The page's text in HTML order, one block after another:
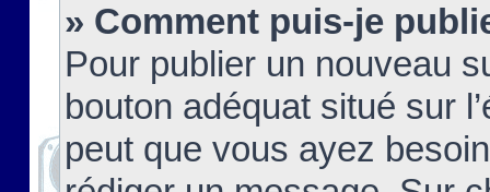
» Comment puis-je
Pour publier un nouveau
bouton adéquat situé sur
peut que vous ayez